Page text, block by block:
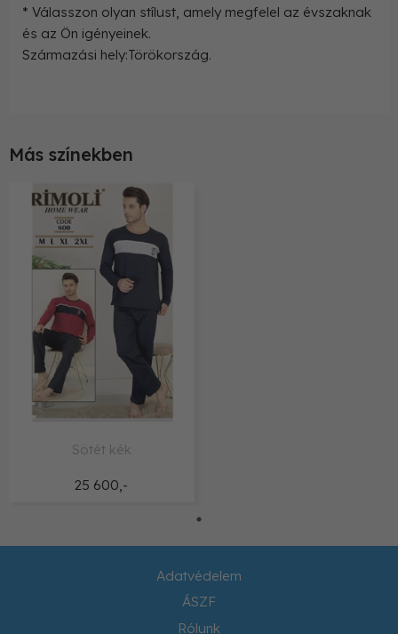
* Válasszon olyan stílust, amely megfelel az évszaknak
és az Ön igényeinek.
Származási hely:Törökország.
Más színekben
25 600,-
Sötét kék
Adatvédelem
ÁSZF
Rólunk